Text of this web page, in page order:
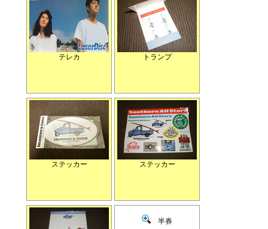
テレカ トランプ
ステッカー ステッカー
半券